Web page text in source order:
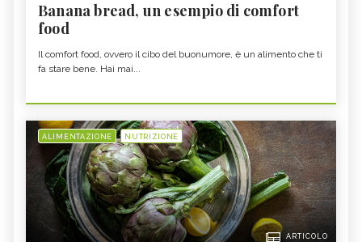
Banana bread, un esempio di comfort
food
Il comfort food, ovvero il cibo del buonumore, è un alimento che ti
fa stare bene. Hai mai...
ALIMENTAZIONE NUTRIZIONE
ARTICOLO